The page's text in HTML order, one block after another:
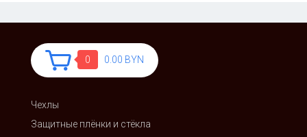
0 0.00 BYN
Чехлы
Защитные плёнки и стёкла